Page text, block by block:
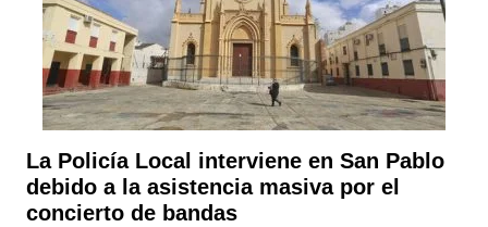
La Policía Local interviene en San Pablo
debido a la asistencia masiva por el
concierto de bandas